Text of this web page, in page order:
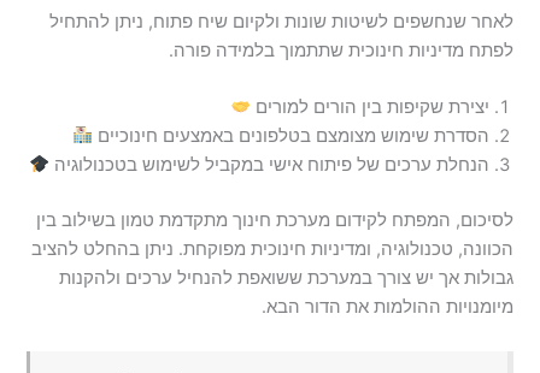
לאחר שנחשפים לשיטות שונות ולקיום שיח פתוח, ניתן להתחיל
לפתח מדיניות חינוכית שתתמוך בלמידה פורה.
יצירת שקיפות בין הורים למורים
הסדרת שימוש מצומצם בטלפונים באמצעים חינוכיים
הנחלת ערכים של פיתוח אישי במקביל לשימוש בטכנולוגיה
לסיכום, המפתח לקידום מערכת חינוך מתקדמת טמון בשילוב בין
הכוונה, טכנולוגיה, ומדיניות חינוכית מפוקחת. ניתן בהחלט להציב
גבולות אך יש צורך במערכת ששואפת להנחיל ערכים ולהקנות
מיומנויות ההולמות את הדור הבא.